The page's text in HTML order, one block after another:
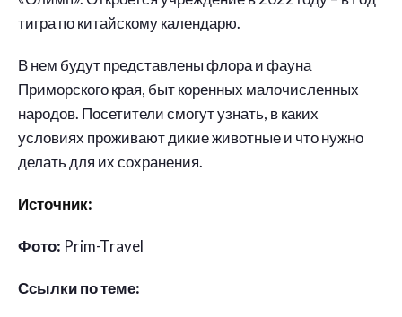
тигра по китайскому календарю.
В нем будут представлены флора и фауна
Приморского края, быт коренных малочисленных
народов. Посетители смогут узнать, в каких
условиях проживают дикие животные и что нужно
делать для их сохранения.
Источник:
Фото: Prim-Travel
Ссылки по теме: